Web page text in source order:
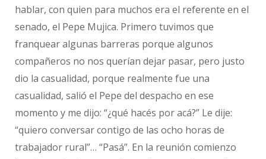
hablar, con quien para muchos era el referente en el
senado, el Pepe Mujica. Primero tuvimos que
franquear algunas barreras porque algunos
compañeros no nos querían dejar pasar, pero justo
dio la casualidad, porque realmente fue una
casualidad, salió el Pepe del despacho en ese
momento y me dijo: “¿qué hacés por acá?” Le dije:
“quiero conversar contigo de las ocho horas de
trabajador rural”… “Pasá”. En la reunión comienzo